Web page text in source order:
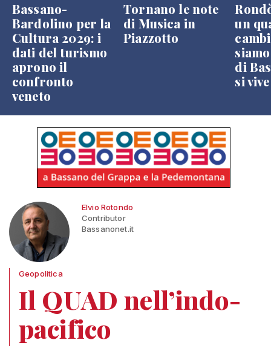
Bassano-
Bardolino per la
Cultura 2029: i
dati del turismo
aprono il
confronto
veneto
Tornano le note
di Musica in
Piazzotto
un
di
si
Elvio Rotondo
Contributor
Bassanonet.it
Geopolitica
Il QUAD nell’indo-
pacifico